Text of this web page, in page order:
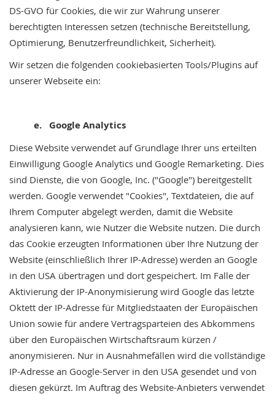
DS-GVO für Cookies, die wir zur Wahrung unserer
berechtigten Interessen setzen (technische Bereitstellung,
Optimierung, Benutzerfreundlichkeit, Sicherheit).
Wir setzen die folgenden cookiebasierten Tools/Plugins auf
unserer Webseite ein:
e. Google Analytics
Diese Website verwendet auf Grundlage Ihrer uns erteilten
Einwilligung Google Analytics und Google Remarketing. Dies
sind Dienste, die von Google, Inc. ("Google") bereitgestellt
werden. Google verwendet "Cookies", Textdateien, die auf
Ihrem Computer abgelegt werden, damit die Website
analysieren kann, wie Nutzer die Website nutzen. Die durch
das Cookie erzeugten Informationen über Ihre Nutzung der
Website (einschließlich Ihrer IP-Adresse) werden an Google
in den USA übertragen und dort gespeichert. Im Falle der
Aktivierung der IP-Anonymisierung wird Google das letzte
Oktett der IP-Adresse für Mitgliedstaaten der Europäischen
Union sowie für andere Vertragsparteien des Abkommens
über den Europäischen Wirtschaftsraum kürzen /
anonymisieren. Nur in Ausnahmefällen wird die vollständige
IP-Adresse an Google-Server in den USA gesendet und von
diesen gekürzt. Im Auftrag des Website-Anbieters verwendet